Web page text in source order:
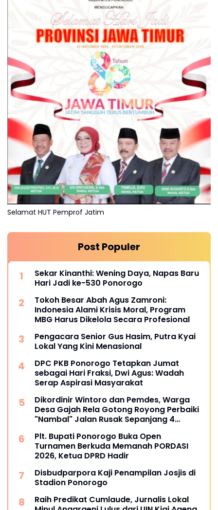
Selamat HUT Pemprof Jatim
Post Populer
Sekar Kinanthi: Wening Daya, Napas Baru
Hari Jadi ke-530 Ponorogo
Tokoh Besar Abah Agus Zamroni:
Indonesia Alami Krisis Moral, Program
MBG Harus Dikelola Secara Profesional
Pengacara Senior Gus Hasim, Putra Kyai
Lokal Yang Kini Menasional
DPC PKB Ponorogo Tetapkan Jumat
sebagai Hari Fraksi, Dwi Agus: Wadah
Serap Aspirasi Masyarakat
Dikordinir Wintoro dan Pemdes, Warga
Desa Gajah Rela Gotong Royong Perbaiki
"Nambal" Jalan Rusak Sepanjang 4
Plt. Bupati Ponorogo Buka Open
Turnamen Berkuda Memanah PORDASI
2026, Ketua DPRD Hadir
Disbudparpora Kaji Penampilan Josjis di
Stadion Ponorogo
Raih Predikat Cumlaude, Jurnalis Lokal